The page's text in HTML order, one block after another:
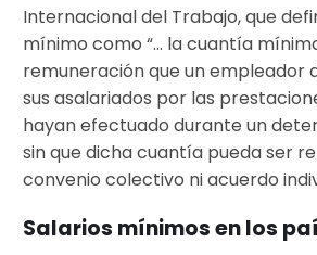
Internacional del Trabajo, que
mínimo como “… la cuantía
remuneración que un empleador
sus asalariados por las
hayan efectuado durante un
sin que dicha cuantía pueda ser
convenio colectivo ni acuerdo
Salarios mínimos en los